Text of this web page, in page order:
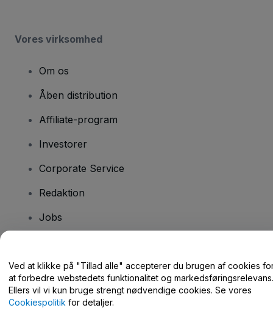
Vores virksomhed
Om os
Åben distribution
Affiliate-program
Investorer
Corporate Service
Redaktion
Jobs
Har du spørgsmål?
Hjælpecenter / Kontakt os
Ved at klikke på "Tillad alle" accepterer du brugen af cookies
at forbedre webstedets funktionalitet og markedsføringsrelevans.
Ellers vil vi kun bruge strengt nødvendige cookies. Se vores
Cookiespolitik for detaljer.